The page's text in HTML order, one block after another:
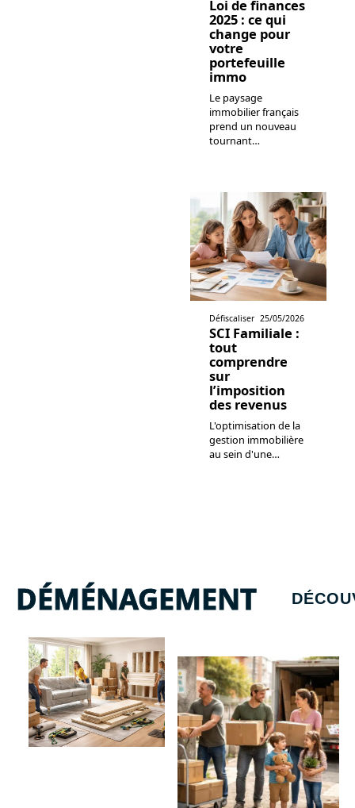
Loi de finances
2025 : ce qui
change pour
votre
portefeuille
immo
Le paysage
immobilier français
prend un nouveau
tournant…
Défiscaliser 25/05/2026
SCI Familiale :
tout
comprendre
sur
l’imposition
des revenus
L'optimisation de la
gestion immobilière
au sein d'une…
DÉMÉNAGEMENT